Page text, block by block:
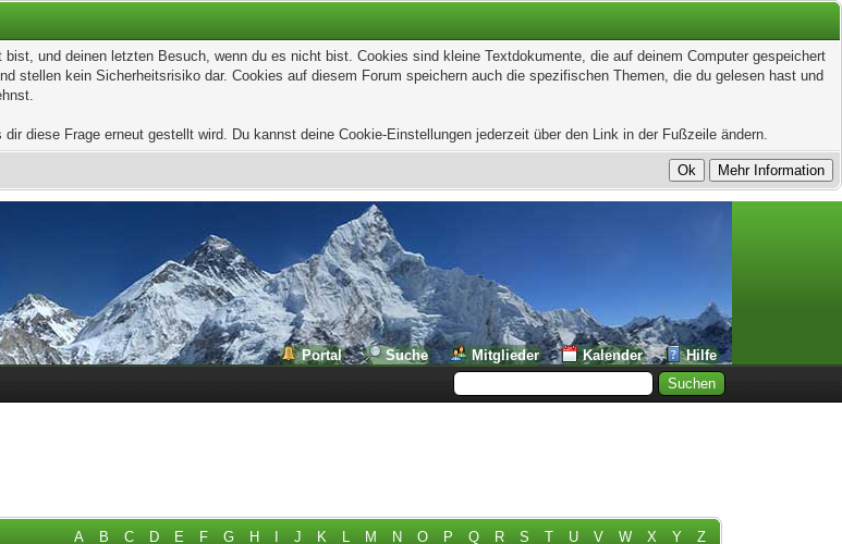
und deinen letzten Besuch, wenn du es nicht bist. Cookies sind kleine Textdokumente, die auf deinem Computer gespeichert
stellen kein Sicherheitsrisiko dar. Cookies auf diesem Forum speichern auch die spezifischen Themen, die du gelesen hast und
diese Frage erneut gestellt wird. Du kannst deine Cookie-Einstellungen jederzeit über den Link in der Fußzeile ändern.
Portal Suche Mitglieder Kalender
Hilfe
A B C D E F G H J K L M N O P Q R S T U V W X Y Z